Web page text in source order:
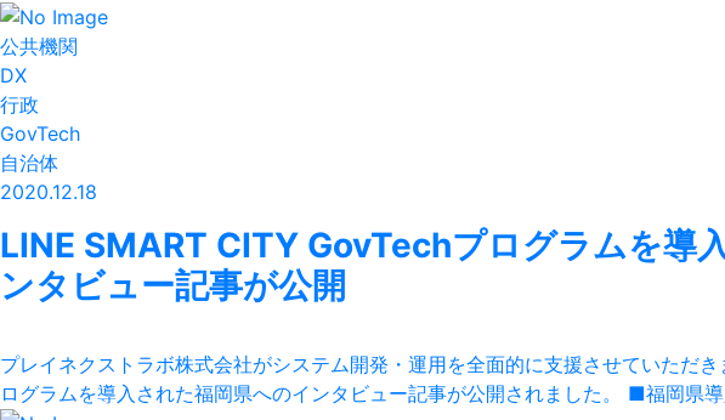
公共機関
DX
行政
GovTech
自治体
2020.12.18
LINE SMART CITY GovTechプログラムを導
ンタビュー記事が公開
プレイネクストラボ株式会社がシステム開発・運用を全面的に支援させていただ
ログラムを導入された福岡県へのインタビュー記事が公開されました。 ■福岡県